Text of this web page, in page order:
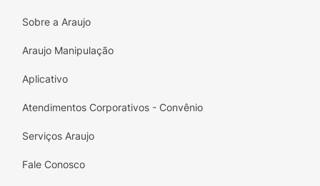
Sobre a Araujo
Araujo Manipulação
Aplicativo
Atendimentos Corporativos - Convênio
Serviços Araujo
Fale Conosco